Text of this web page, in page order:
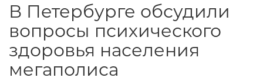
В Петербурге обсудили
вопросы психического
здоровья населения
мегаполиса